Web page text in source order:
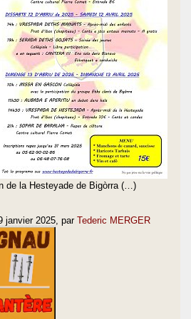
de la Hesteyade de Bigòrra (…)
janvier 2025 , par Tederic MERGER